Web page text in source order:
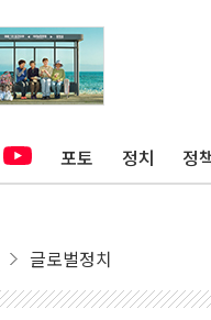
포토 정치 정
글로벌정치